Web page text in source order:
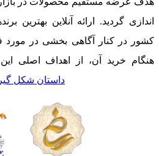
اندازی گردید. ارائه آنلاین بهترین
کشور در کنار آگاهی بخشی در مورد
هنگام خرید آن، از اهداف اصلی
داستان شکل